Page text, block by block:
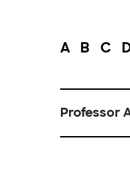
A B C
Professor